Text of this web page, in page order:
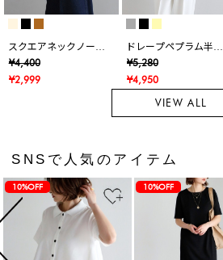
スクエアネックノース
リブラウス
¥4,400
¥2,999
ドレープペプラム半袖
ニットカーデ
¥5,280
¥4,950
VIEW ALL
SNSで人気のアイテム
10%OFF 10%OFF